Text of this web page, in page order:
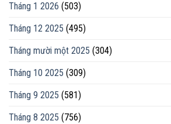
Tháng 1 2026 (503)
Tháng 12 2025 (495)
Tháng mười một 2025 (304)
Tháng 10 2025 (309)
Tháng 9 2025 (581)
Tháng 8 2025 (756)